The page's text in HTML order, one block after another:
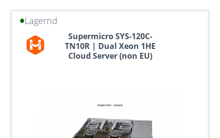
Lagernd
Supermicro SYS-120C-
TN10R | Dual Xeon 1HE
Cloud Server (non EU)